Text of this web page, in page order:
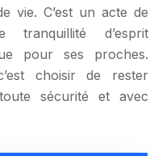
vie. C’est un acte de
d’esprit
pour ses proches.
choisir de rester
sécurité et avec